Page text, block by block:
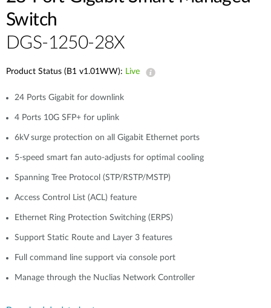
Switch
DGS-1250-28X
Product Status (B1 v1.01WW): Live
24 Ports Gigabit for downlink
4 Ports 10G SFP+ for uplink
6kV surge protection on all Gigabit Ethernet ports
5-speed smart fan auto-adjusts for optimal cooling
Spanning Tree Protocol (STP/RSTP/MSTP)
Access Control List (ACL) feature
Ethernet Ring Protection Switching (ERPS)
Support Static Route and Layer 3 features
Full command line support via console port
Manage through the Nuclias Network Controller